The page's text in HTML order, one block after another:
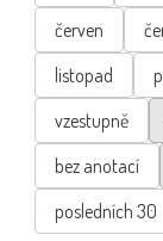
červen
listopad
vzestupně
bez anotací
posledních 30